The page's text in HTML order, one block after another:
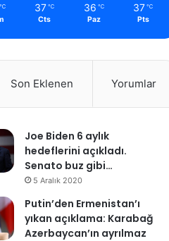
℃ 37 ℃
Cts
36 ℃
Paz
37 ℃
Pts
Son Eklenen Yorumlar
Joe Biden 6 aylık
hedeflerini açıkladı.
Senato buz gibi…
5 Aralık 2020
Putin’den Ermenistan’ı
yıkan açıklama: Karabağ
Azerbaycan’ın ayrılmaz